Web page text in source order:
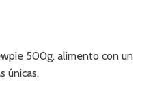
500g. alimento con un
únicas.